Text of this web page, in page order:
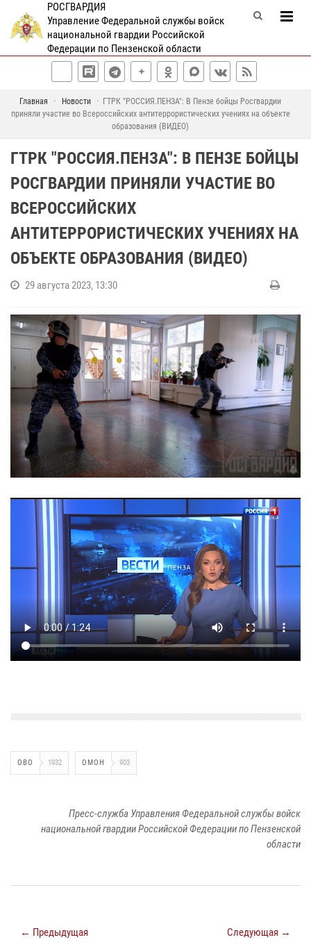
РОСГВАРДИЯ
Управление Федеральной службы войск
национальной гвардии Российской
Федерации по Пензенской области
Главная Новости
ГТРК "РОССИЯ.ПЕНЗА": В Пензе бойцы Росгвардии
приняли участие во Всероссийских антитеррористических учениях на объекте
образования (ВИДЕО)
ГТРК "РОССИЯ.ПЕНЗА": В ПЕНЗЕ БОЙЦЫ
РОСГВАРДИИ ПРИНЯЛИ УЧАСТИЕ ВО
ВСЕРОССИЙСКИХ
АНТИТЕРРОРИСТИЧЕСКИХ УЧЕНИЯХ НА
ОБЪЕКТЕ ОБРАЗОВАНИЯ (ВИДЕО)
29 августа 2023, 13:30
ОВО 1932 ОМОН 903
Пресс-служба Управления Федеральной службы войск
национальной гвардии Российской Федерации по Пензенской
области
← Предыдущая Следующая →